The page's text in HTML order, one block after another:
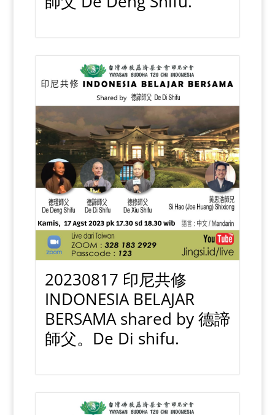
20230817 印尼共修
INDONESIA BELAJAR
BERSAMA shared by 德諦
師父。De Di shifu.